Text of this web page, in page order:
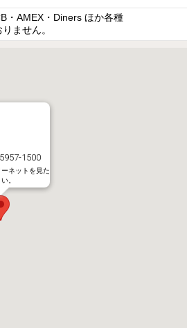
・AMEX・Diners ほか各種
ません。
1500
ネットを見た
。